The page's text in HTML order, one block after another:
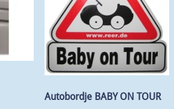
Autobordje BABY ON TOUR